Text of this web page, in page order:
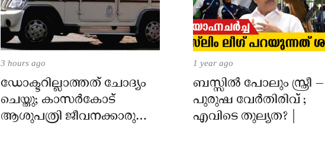
3 hours ago
ഡോക്ടറില്ലാത്തത് ചോദ്യം
ചെയ്തു; കാസർകോട്
ആശുപത്രി ജീവനക്കാരുടെ
1 year ago
ബസ്സിൽ പോലും സ്ത്രീ –
പുരുഷ വേർതിരിവ് ;
എവിടെ തുല്യത? |